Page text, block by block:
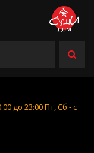
до 23:00 Пт, Сб - с